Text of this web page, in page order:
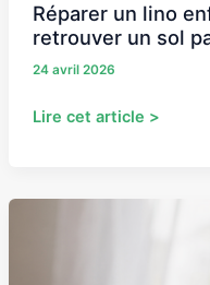
Réparer un lino
retrouver un sol
24 avril 2026
Lire cet article >